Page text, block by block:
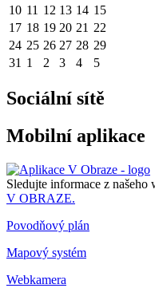
10 11 12 13 14 15
17 18 19 20 21 22
24 25 26 27 28 29
31 1 2 3 4 5
Sociální sítě
Mobilní aplikace
Sledujte informace z našeho
V OBRAZE.
Povodňový plán
Mapový systém
Webkamera